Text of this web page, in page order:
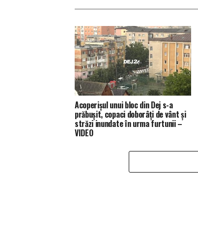
Acoperișul unui bloc din Dej s-a
prăbușit, copaci doborâți de vânt și
străzi inundate în urma furtunii –
VIDEO